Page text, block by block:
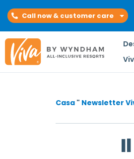
Call now & customer care
Casa " Newsletter